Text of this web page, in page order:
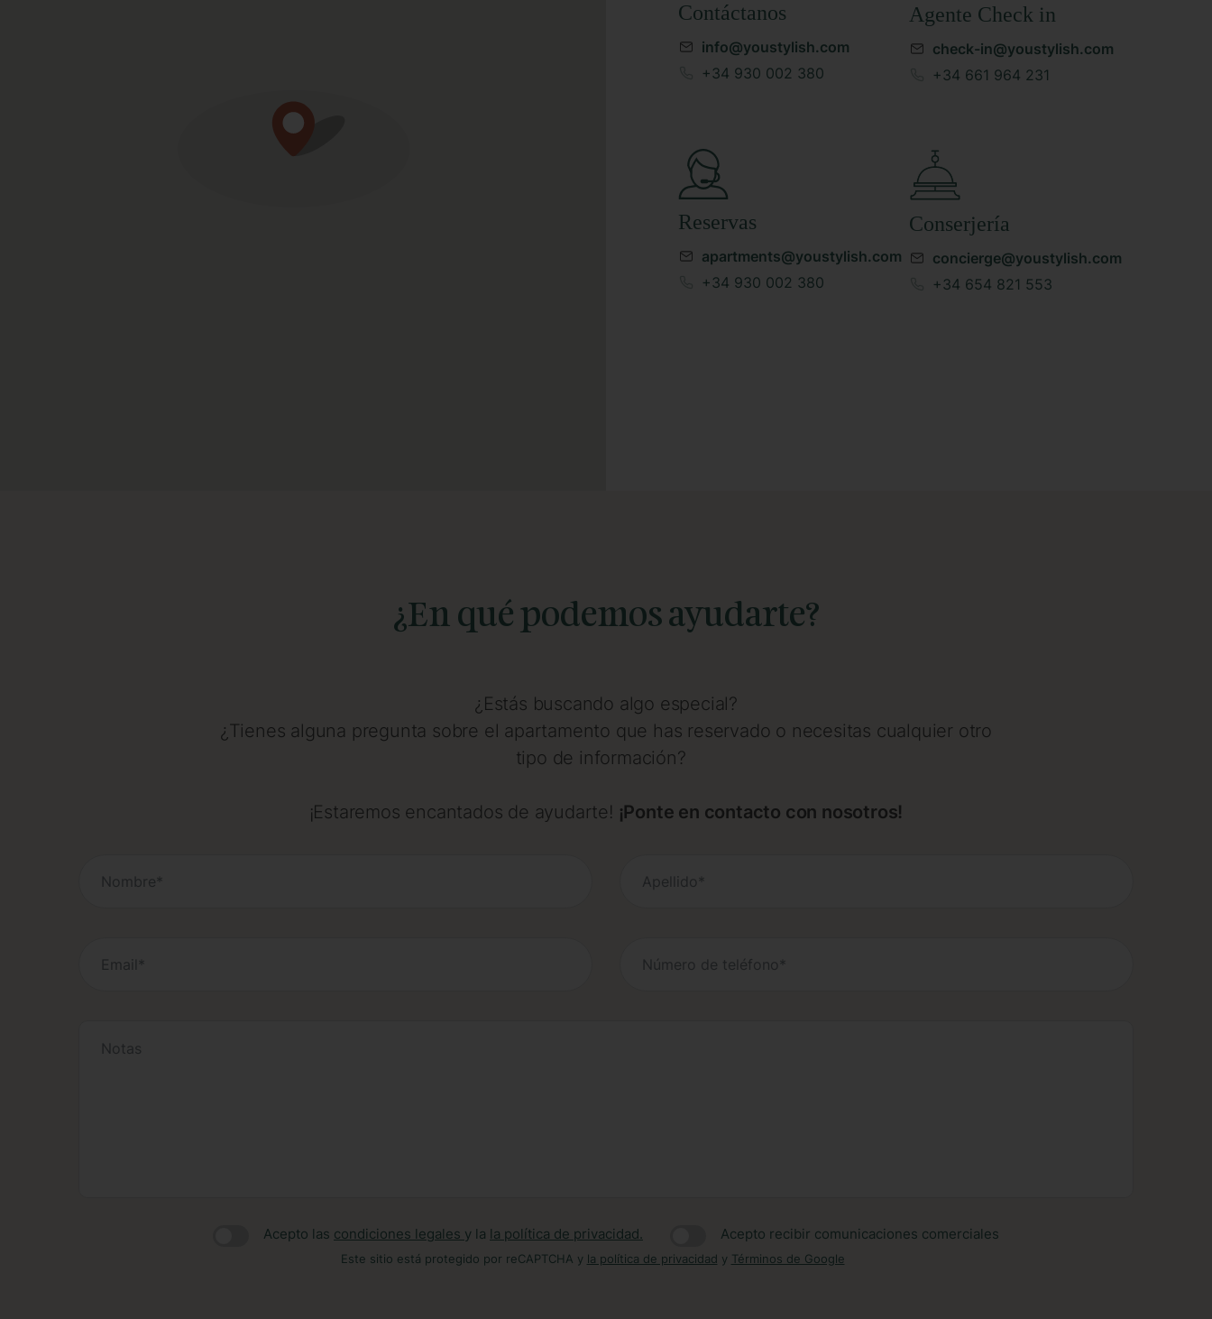
Contáctanos
info@youstylish.com
+34 930 002 380
Agente Check in
check-in@youstylish.com
+34 661 964 231
Reservas
apartments@youstylish.com
+34 930 002 380
Conserjería
concierge@youstylish.com
+34 654 821 553
¿En qué podemos ayudarte?
¿Estás buscando algo especial?
¿Tienes alguna pregunta sobre el apartamento que has reservado o necesitas cualquier otro
tipo de información?
¡Estaremos encantados de ayudarte! ¡Ponte en contacto con nosotros!
Acepto las condiciones legales y la la política de privacidad. Acepto recibir comunicaciones comerciales
Este sitio está protegido por reCAPTCHA y la política de privacidad y Términos de Google